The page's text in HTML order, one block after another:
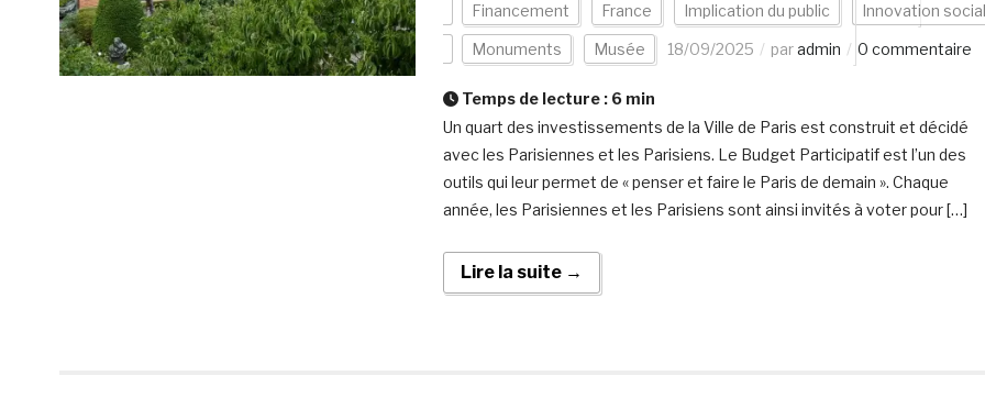
Financement France Implication du public Innovation
Monuments Musée 18/09/2025 paradmin 0 commentaire
Temps de lecture : 6 min
Un quart des investissements de la Ville de Paris est construit et décidé
avec les Parisiennes et les Parisiens. Le Budget Participatif est l’un des
outils qui leur permet de « penser et faire le Paris de demain ». Chaque
année, les Parisiennes et les Parisiens sont ainsi invités à voter pour […]
Lire la suite →